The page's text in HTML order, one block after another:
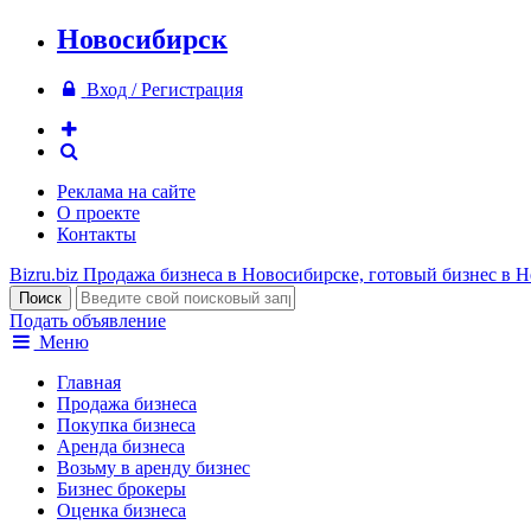
Новосибирск
Вход / Регистрация
Реклама на сайте
О проекте
Контакты
Bizru.biz Продажа бизнеса в Новосибирске, готовый бизнес в
Подать объявление
Меню
Главная
Продажа бизнеса
Покупка бизнеса
Аренда бизнеса
Возьму в аренду бизнес
Бизнес брокеры
Оценка бизнеса